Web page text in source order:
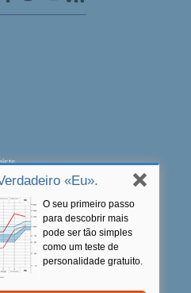
«Eu».
O seu primeiro passo
para descobrir mais
pode ser tão simples
como um teste de
personalidade gratuito.
Humanos